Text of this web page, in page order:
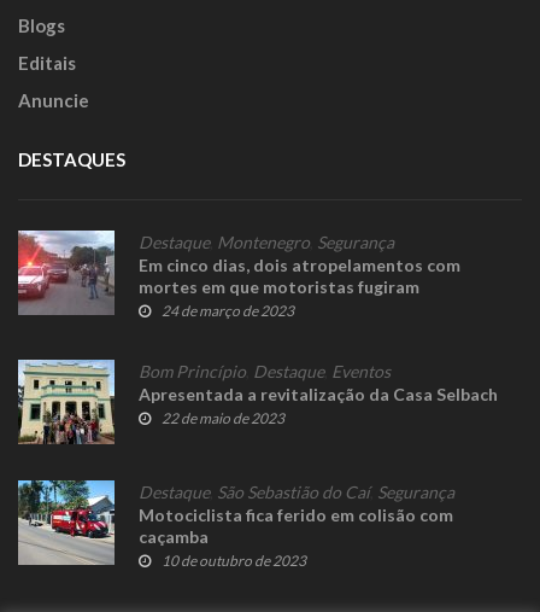
Blogs
Editais
Anuncie
DESTAQUES
Destaque, Montenegro Segurança
Em cinco dias, dois atropelamentos com
mortes em que motoristas fugiram
24 de março de 2023
Bom Princípio Destaque, Eventos
Apresentada a revitalização da Casa Selbach
22 de maio de 2023
Destaque, São Sebastião do Caí, Segurança
Motociclista fica ferido em colisão com
caçamba
10 de outubro de 2023